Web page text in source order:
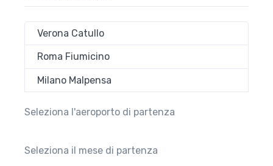
Verona Catullo
Roma Fiumicino
Milano Malpensa
Seleziona l'aeroporto di partenza
Seleziona il mese di partenza